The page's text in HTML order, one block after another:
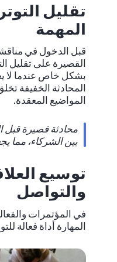
تقليل
المهمة
قبل الدخول في
القصيرة على تقليل
بشكل خاص عندما لا
المحادثة الخفيفة
المواضيع المعقدة.
محادثة قصيرة قبل
بين الشركاء، مما
توسيع
والتواصل
في المؤتمرات
المهارة أداة فعالة